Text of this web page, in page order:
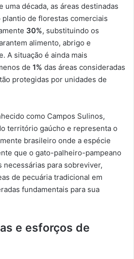
uma década, as áreas destinadas
de florestas comerciais
30%, substituindo os
alimento, abrigo e
A situação é ainda mais
de 1% das áreas consideradas
protegidas por unidades de
como Campos Sulinos,
território gaúcho e representa o
brasileiro onde a espécie
que o gato-palheiro-pampeano
necessárias para sobreviver,
de pecuária tradicional em
fundamentais para sua
e esforços de